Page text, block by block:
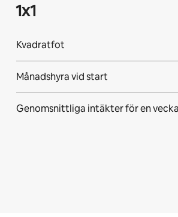
1x1
Kvadratfot
Månadshyra vid start
Genomsnittliga intäkter fören vecka